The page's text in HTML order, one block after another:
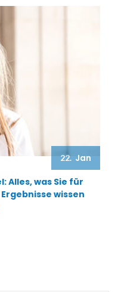
22. Jan
Alles, was Sie für
wissen